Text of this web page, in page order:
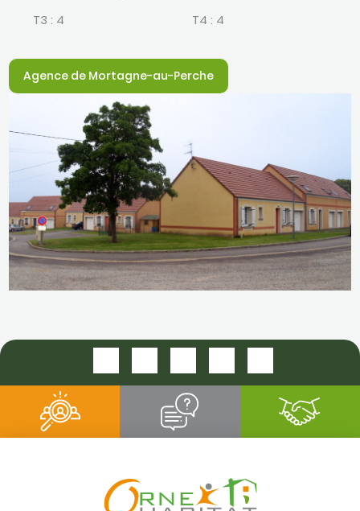
T3 : 4 T4 : 4
Agence de Mortagne-au-Perche
RUE VICTOR LINART TOUROUVRE